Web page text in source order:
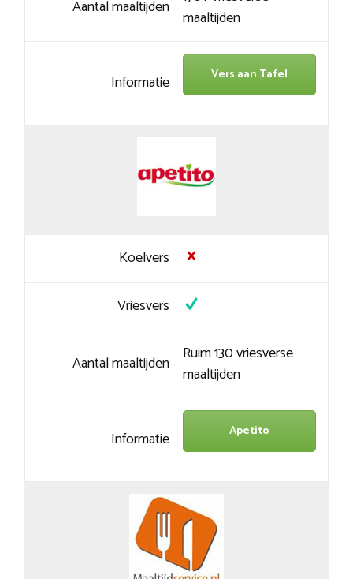
Aantal maaltijden maaltijden
Informatie Vers aan Tafel
Koelvers
Vriesvers
Aantal maaltijden Ruim 130 vriesverse
maaltijden
Informatie Apetito